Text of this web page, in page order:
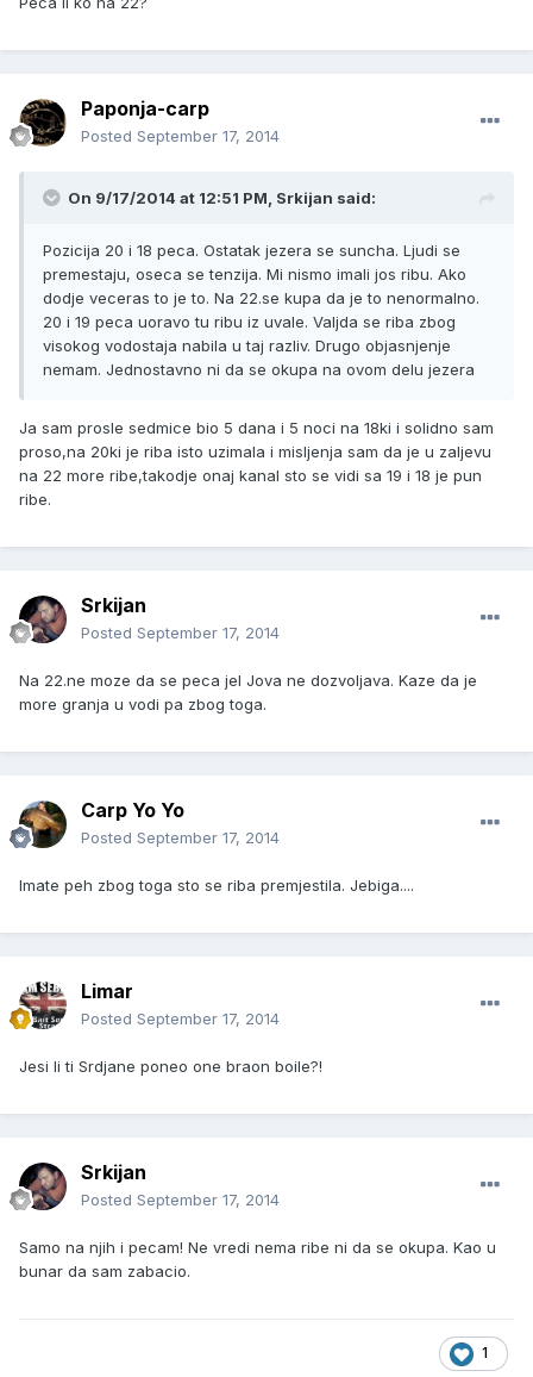
Paponja-carp
Posted September 17, 2014
On 9/17/2014 at 12:51 PM, Srkijan said:
Pozicija 20 i 18 peca. Ostatak jezera se suncha. Ljudi se
premestaju, oseca se tenzija. Mi nismo imali jos ribu. Ako
dodje veceras to je to. Na 22.se kupa da je to nenormalno.
20 i 19 peca uoravo tu ribu iz uvale. Valjda se riba zbog
visokog vodostaja nabila u taj razliv. Drugo objasnjenje
nemam. Jednostavno ni da se okupa na ovom delu jezera
Ja sam prosle sedmice bio 5 dana i 5 noci na 18ki i solidno sam
proso,na 20ki je riba isto uzimala i misljenja sam da je u zaljevu
na 22 more ribe,takodje onaj kanal sto se vidi sa 19 i 18 je pun
ribe.
Srkijan
Posted September 17, 2014
Na 22.ne moze da se peca jel Jova ne dozvoljava. Kaze da je
more granja u vodi pa zbog toga.
Carp Yo Yo
Posted September 17, 2014
Imate peh zbog toga sto se riba premjestila. Jebiga....
Limar
Posted September 17, 2014
Jesi li ti Srdjane poneo one braon boile?!
Srkijan
Posted September 17, 2014
Samo na njih i pecam! Ne vredi nema ribe ni da se okupa. Kao u
bunar da sam zabacio.
1